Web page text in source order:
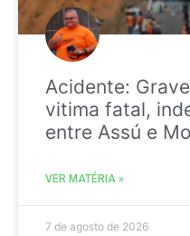
Acidente:
vitima fatal,
entre Assú e
VER MATÉRIA »
7 de agosto de 2026